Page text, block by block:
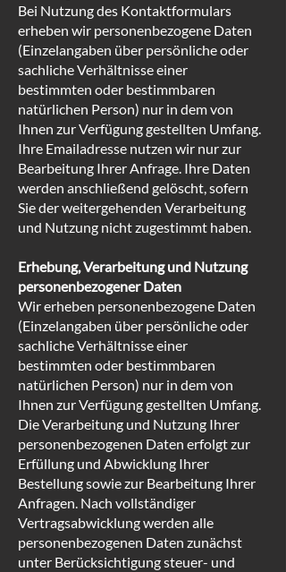
Bei Nutzung des Kontaktformulars
erheben wir personenbezogene Daten
(Einzelangaben über persönliche oder
sachliche Verhältnisse einer
bestimmten oder bestimmbaren
natürlichen Person) nur in dem von
Ihnen zur Verfügung gestellten Umfang.
Ihre Emailadresse nutzen wir nur zur
Bearbeitung Ihrer Anfrage. Ihre Daten
werden anschließend gelöscht, sofern
Sie der weitergehenden Verarbeitung
und Nutzung nicht zugestimmt haben.
Erhebung, Verarbeitung und Nutzung
personenbezogener Daten
Wir erheben personenbezogene Daten
(Einzelangaben über persönliche oder
sachliche Verhältnisse einer
bestimmten oder bestimmbaren
natürlichen Person) nur in dem von
Ihnen zur Verfügung gestellten Umfang.
Die Verarbeitung und Nutzung Ihrer
personenbezogenen Daten erfolgt zur
Erfüllung und Abwicklung Ihrer
Bestellung sowie zur Bearbeitung Ihrer
Anfragen. Nach vollständiger
Vertragsabwicklung werden alle
personenbezogenen Daten zunächst
unter Berücksichtigung steuer- und